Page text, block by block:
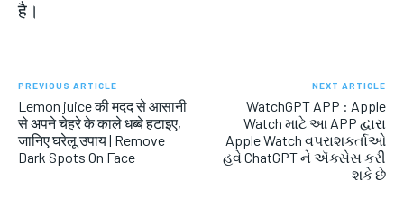
है।
PREVIOUS ARTICLE
Lemon juice की मदद से आसानी
से अपने चेहरे के काले धब्बे हटाइए,
जानिए घरेलू उपाय | Remove
Dark Spots On Face
NEXT ARTICLE
WatchGPT APP : Apple
Watch માટે આ APP દ્વારા
Apple Watch વપરાશકર્તાઓ
હવે ChatGPT ને ઍક્સેસ કરી
શકે છે